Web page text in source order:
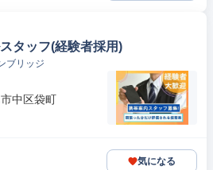
タッフ(経験者採用)
ブリッジ
中区袋町
気になる